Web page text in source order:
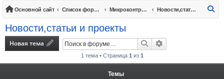
Основной сайт Список форумов Микроконтроллеры/платы управления Новости,статьи и проекты
Новости,статьи и проекты
Новая тема Поиск
1 тема • Страница 1 из 1
Темы